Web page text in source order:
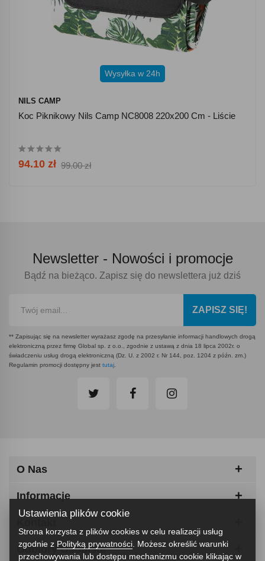
Wysyłka w 24h
NILS CAMP
Koc Piknikowy Nils Camp NC8008 220x200 Cm - Liście
94.10 zł 99.00 zł
Newsletter - Nowości i promocje
Bądź na bieżąco. Zapisz się do newslettera już dziś
ZAPISZ SIĘ!
** Zapisując się na newsletter wyrażasz zgodę na przesyłanie informacji handlowych drogą
elektroniczną przez firmę Global sp. z o.o., zgodnie z ustawą z dnia 18 lipca 2002r. o
świadczeniu usług drogą elektroniczną (Dz. U. z 2002 r. Nr 144, poz. 1204 z późn. zm.)
Regulamin promocji dostępny jest tutaj
O Nas
Informacje
Odbiory Osobiste
Ustawienia plików cookie
Strona korzysta z plików cookies w celu realizacji usług
zgodnie z Polityką prywatności . Możesz określić warunki
przechowywania lub dostępu mechanizmu cookie klikając w